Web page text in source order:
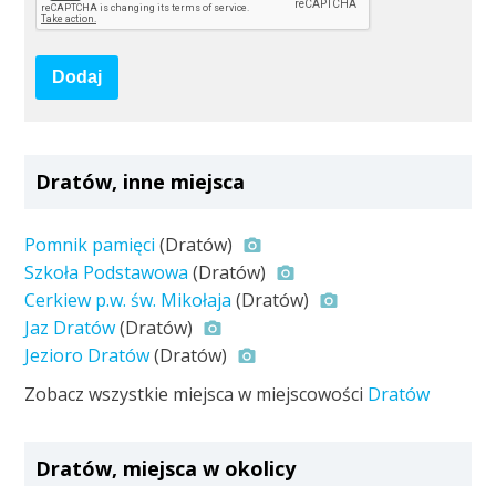
Dodaj
Dratów, inne miejsca
Pomnik pamięci (Dratów)
Szkoła Podstawowa (Dratów)
Cerkiew p.w. św. Mikołaja (Dratów)
Jaz Dratów(Dratów)
Jezioro Dratów(Dratów)
Zobacz wszystkie miejsca w miejscowości Dratów
Dratów, miejsca w okolicy